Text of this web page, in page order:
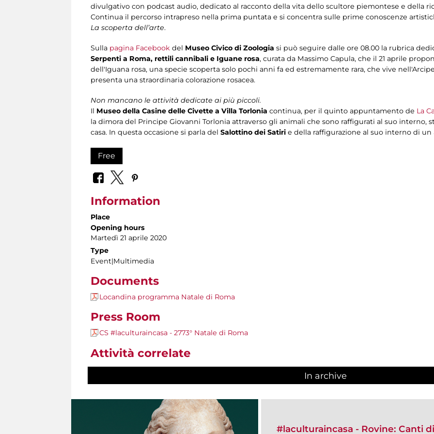
divulgativo con podcast audio, dedicato al racconto della vita dello scultore piemontese e della
Continua il percorso intrapreso nella prima puntata e si concentra sulle prime conoscenze
La scoperta dell’arte.
Sulla pagina Facebook del Museo Civico di Zoologia si può seguire dalle ore 08.00 la rubrica
Serpenti a Roma, rettili cannibali e Iguane rosa, curata da Massimo Capula, che il 21 aprile
dell'Iguana rosa, una specie scoperta solo pochi anni fa ed estremamente rara, che vive
presenta una straordinaria colorazione rosacea.
Non mancano le attività dedicate ai più piccoli.
Il Museo della Casine delle Civette a Villa Torlonia continua, per il quinto appuntamento de La
la dimora del Principe Giovanni Torlonia attraverso gli animali che sono raffigurati al suo interno,
casa. In questa occasione si parla del Salottino dei Satiri e della raffigurazione al suo interno di
Free
Information
Place
Opening hours
Martedì 21 aprile 2020
Type
Event|Multimedia
Documents
Locandina programma Natale di Roma
Press Room
CS #laculturaincasa - 2773° Natale di Roma
Attività correlate
In archive
#laculturaincasa - ​Rovine: Canti